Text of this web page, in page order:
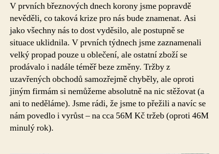
V prvních březnových dnech korony jsme popravdě
nevěděli, co taková krize pro nás bude znamenat. Asi
jako všechny nás to dost vyděsilo, ale postupně se
situace uklidnila. V prvních týdnech jsme zaznamenali
velký propad pouze u oblečení, ale ostatní zboží se
prodávalo i nadále téměř beze změny. Tržby z
uzavřených obchodů samozřejmě chyběly, ale oproti
jiným firmám si nemůžeme absolutně na nic stěžovat (a
ani to neděláme). Jsme rádi, že jsme to přežili a navíc se
nám povedlo i vyrůst – na cca 56M Kč tržeb (oproti 46M
minulý rok).